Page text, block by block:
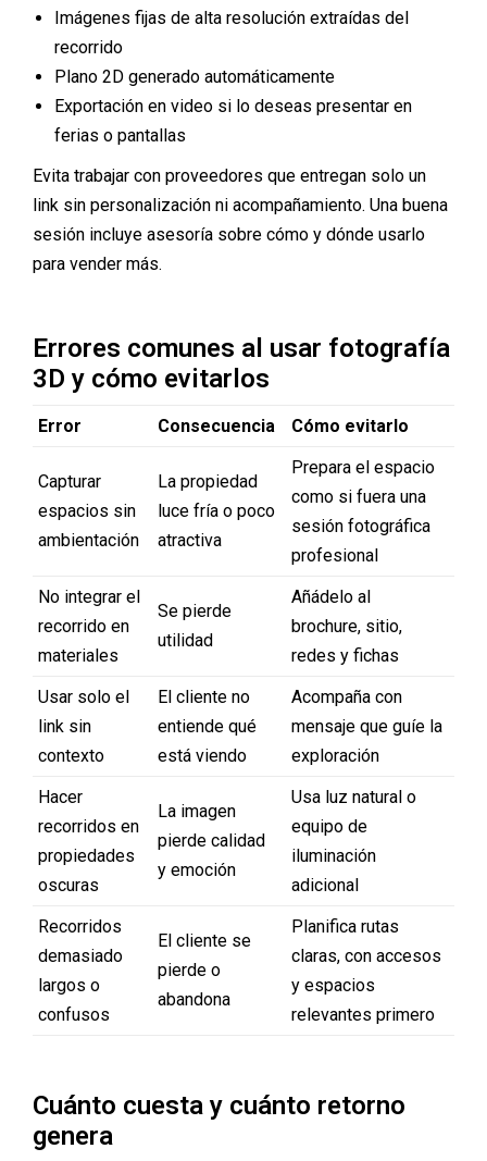
Imágenes fijas de alta resolución extraídas del
recorrido
Plano 2D generado automáticamente
Exportación en video si lo deseas presentar en
ferias o pantallas
Evita trabajar con proveedores que entregan solo un
link sin personalización ni acompañamiento. Una buena
sesión incluye asesoría sobre cómo y dónde usarlo
para vender más.
Errores comunes al usar fotografía
3D y cómo evitarlos
Error Consecuencia Cómo evitarlo
Capturar
espacios sin
ambientación
La propiedad
luce fría o poco
atractiva
Prepara el espacio
como si fuera una
sesión fotográfica
profesional
No integrar el
recorrido en
materiales
Se pierde
utilidad
Añádelo al
brochure, sitio,
redes y fichas
Usar solo el
link sin
contexto
El cliente no
entiende qué
está viendo
Acompaña con
mensaje que guíe la
exploración
Hacer
recorridos en
propiedades
oscuras
La imagen
pierde calidad
y emoción
Usa luz natural o
equipo de
iluminación
adicional
Recorridos
demasiado
largos o
confusos
El cliente se
pierde o
abandona
Planifica rutas
claras, con accesos
y espacios
relevantes primero
Cuánto cuesta y cuánto retorno
genera